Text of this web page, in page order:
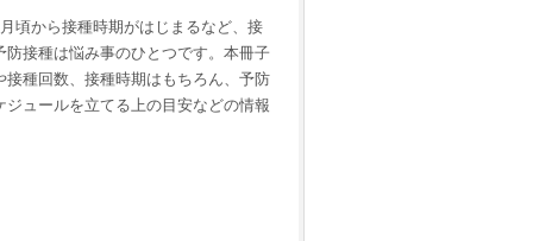
頃から接種時期がはじまるなど、接
接種は悩み事のひとつです。本冊子
種回数、接種時期はもちろん、予防
ュールを立てる上の目安などの情報